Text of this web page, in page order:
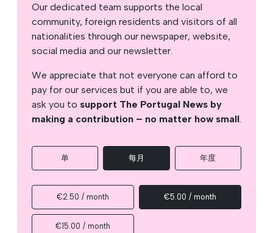
Our dedicated team supports the local
community, foreign residents and visitors of all
nationalities through our newspaper, website,
social media and our newsletter.
We appreciate that not everyone can afford to
pay for our services but if you are able to, we
ask you to support The Portugal News by
making a contribution – no matter how small.
单 每月 年度
€2.50 / month €5.00 / month
€15.00 / month